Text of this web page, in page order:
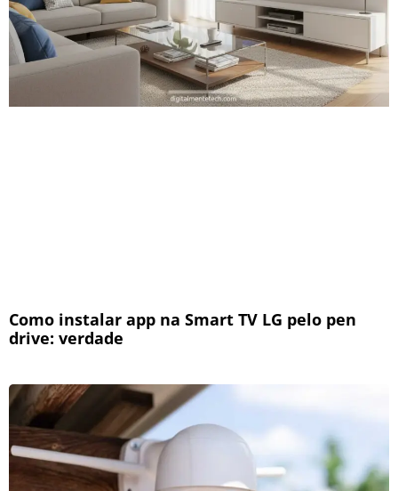
Como instalar app na Smart TV LG pelo pen
drive: verdade